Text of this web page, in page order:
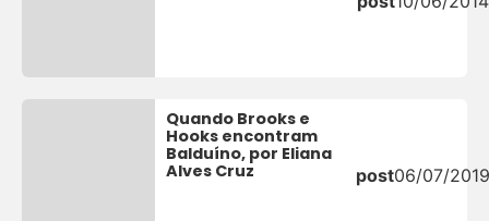
Quando Brooks e
Hooks encontram
Balduíno, por Eliana
Alves Cruz
post06/07/2019